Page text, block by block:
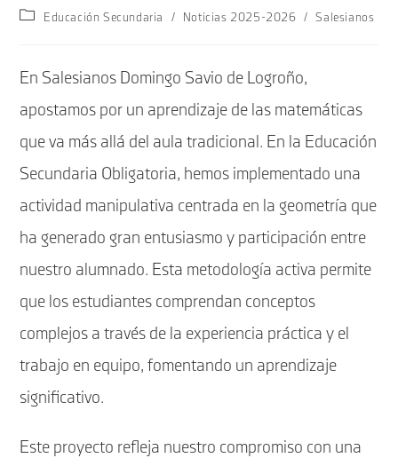
de
la
CategoríaEducación Secundaria / Noticias 2025-2026 / Salesianos
En Salesianos Domingo Savio de Logroño,
apostamos por un aprendizaje de las matemáticas
que va más allá del aula tradicional. En la Educación
Secundaria Obligatoria, hemos implementado una
actividad manipulativa centrada en la geometría que
ha generado gran entusiasmo y participación entre
nuestro alumnado. Esta metodología activa permite
que los estudiantes comprendan conceptos
complejos a través de la experiencia práctica y el
trabajo en equipo, fomentando un aprendizaje
significativo.
Este proyecto refleja nuestro compromiso con una